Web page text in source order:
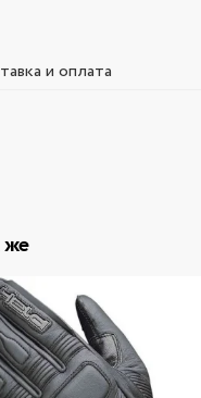
и оплата
же